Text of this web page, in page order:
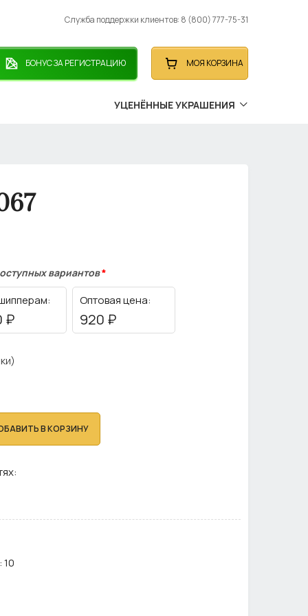
Служба поддержки клиентов: 8 (800) 777-75-31
БОНУС ЗА РЕГИСТРАЦИЮ МОЯ КОРЗИНА
УЦЕНЁННЫЕ УКРАШЕНИЯ
вариантов*
₽
Оптовая цена:
920 ₽
В КОРЗИНУ
10